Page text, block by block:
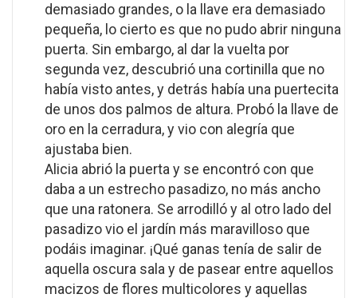
demasiado grandes, o la llave era demasiado
pequeña, lo cierto es que no pudo abrir ninguna
puerta. Sin embargo, al dar la vuelta por
segunda vez, descubrió una cortinilla que no
había visto antes, y detrás había una puertecita
de unos dos palmos de altura. Probó la llave de
oro en la cerradura, y vio con alegría que
ajustaba bien.
Alicia abrió la puerta y se encontró con que
daba a un estrecho pasadizo, no más ancho
que una ratonera. Se arrodilló y al otro lado del
pasadizo vio el jardín más maravilloso que
podáis imaginar. ¡Qué ganas tenía de salir de
aquella oscura sala y de pasear entre aquellos
macizos de flores multicolores y aquellas